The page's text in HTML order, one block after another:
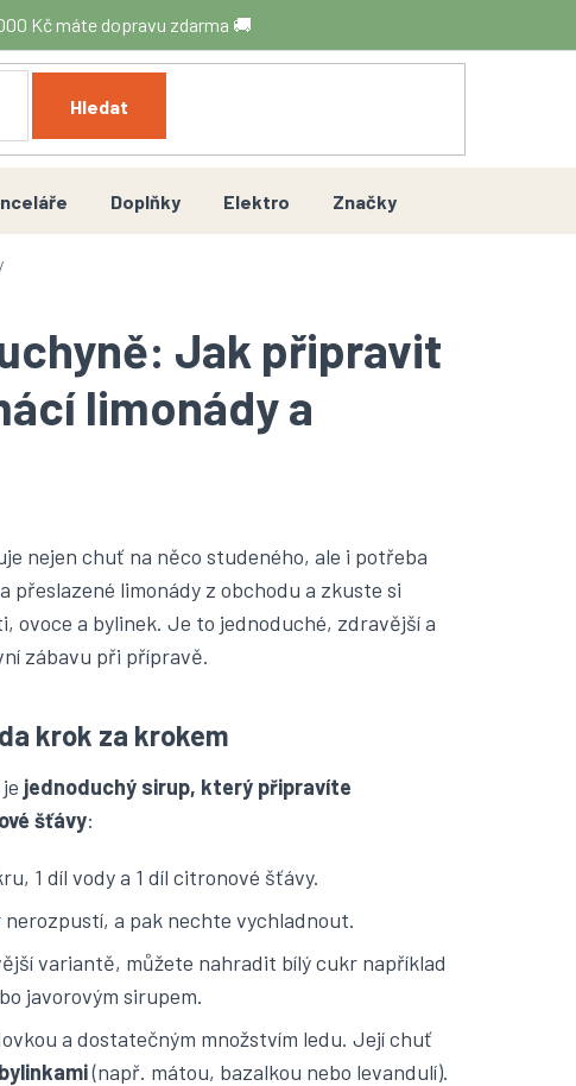
Kč máte dopravu zdarma 🚚
Hledat
Doplňky Elektro Značky
Jak připravit
limonády a
nejen chuť na něco studeného, ale i potřeba
limonády z obchodu a zkuste si
ovoce a bylinek. Je to jednoduché, zdravější a
zábavu při přípravě.
krok za krokem
jednoduchý sirup, který připravíte
šťávy:
1 díl vody a 1 díl citronové šťávy.
a pak nechte vychladnout.
variantě, můžete nahradit bílý cukr například
javorovým sirupem.
a dostatečným množstvím ledu. Její chuť
(např. mátou, bazalkou nebo levandulí).